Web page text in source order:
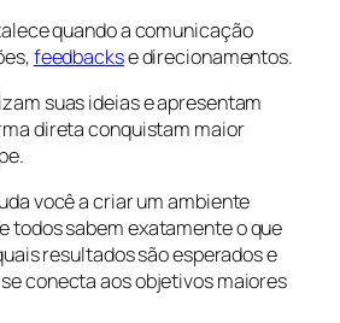
quando a comunicação
feedbackse direcionamentos.
suas ideias e apresentam
direta conquistam maior
você a criar um ambiente
todos sabem exatamente o que
resultados são esperados e
conecta aos objetivos maiores